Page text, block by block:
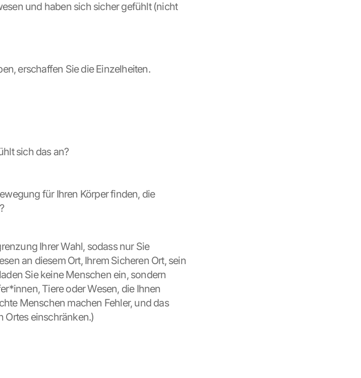
und haben sich sicher gefühlt (nicht
erschaffen Sie die Einzelheiten.
sich das an?
für Ihren Körper finden, die
Ihrer Wahl, sodass nur Sie
an diesem Ort, Ihrem Sicheren Ort, sein
Sie keine Menschen ein, sondern
Tiere oder Wesen, die Ihnen
Menschen machen Fehler, und das
Ortes einschränken.)